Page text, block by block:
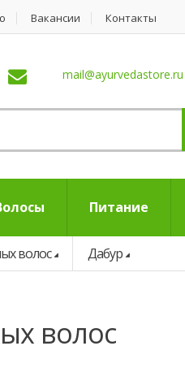
Вакансии Контакты
mail@ayurvedastore.ru
Питание
волос Дабур
волос